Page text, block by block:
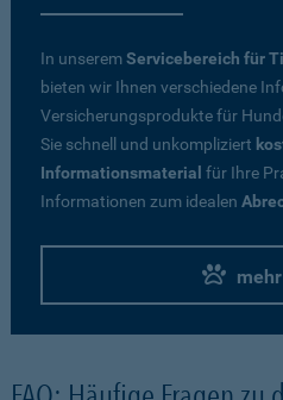
In unseremServicebereich für
bieten wir Ihnen verschiedene
Versicherungsprodukte für
Sie schnell und unkompliziert
Informationsmaterial für Ihre
Informationen zum idealen